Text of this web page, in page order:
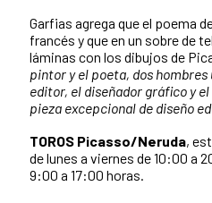
Garfias agrega que el poema
francés y que en un sobre de
láminas con los dibujos de
pintor y el poeta, dos hombres
editor, el diseñador gráfico y
pieza excepcional de diseño
TOROS Picasso/Neruda,
de lunes a viernes de 10:00 a
9:00 a 17:00 horas.